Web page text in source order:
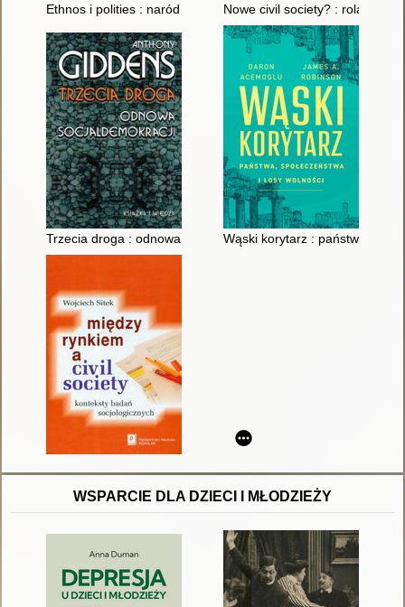
Ethnos i polities : naród a społeczeństwo obywatelskie we
Nowe civil society? : rola
Trzecia droga : odnowa socjaldemokracjiWąski korytarz : państwa,
WSPARCIE DLA DZIECI I MŁODZIEŻY